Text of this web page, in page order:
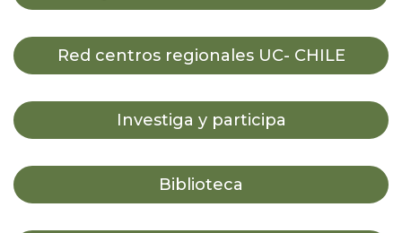
Red centros regionales UC- CHILE
Investiga y participa
Biblioteca